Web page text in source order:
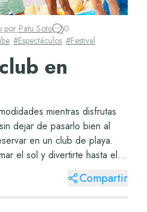
por Patu Soto
0
#Espectáculos #Festival
en
mientras disfrutas
dejar de pasarlo bien al
en un club de playa.
el sol y divertirte hasta el
Compartir